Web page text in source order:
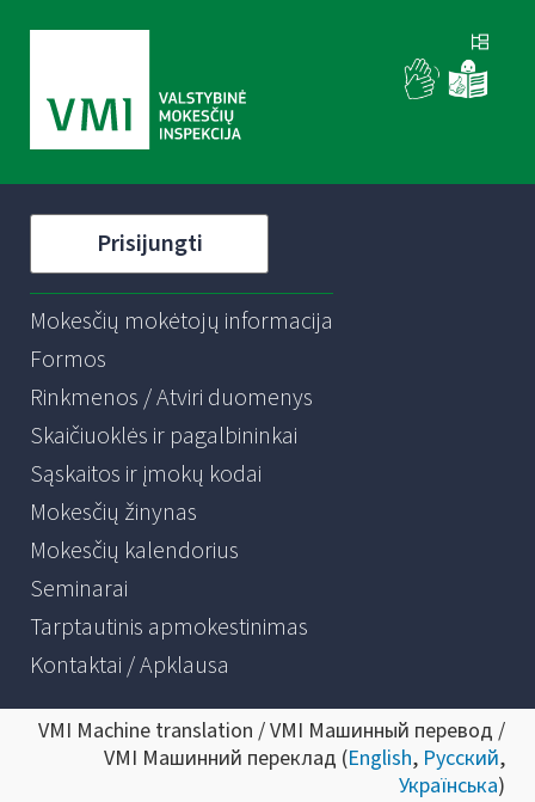
Prisijungti
Mokesčių mokėtojų informacija
Formos
Rinkmenos / Atviri duomenys
Skaičiuoklės ir pagalbininkai
Sąskaitos ir įmokų kodai
Mokesčių žinynas
Mokesčių kalendorius
Seminarai
Tarptautinis apmokestinimas
Kontaktai / Apklausa
VMI Machine translation / VMI Машинный перевод /
VMI Машинний переклад (English, Русский,
Українська)